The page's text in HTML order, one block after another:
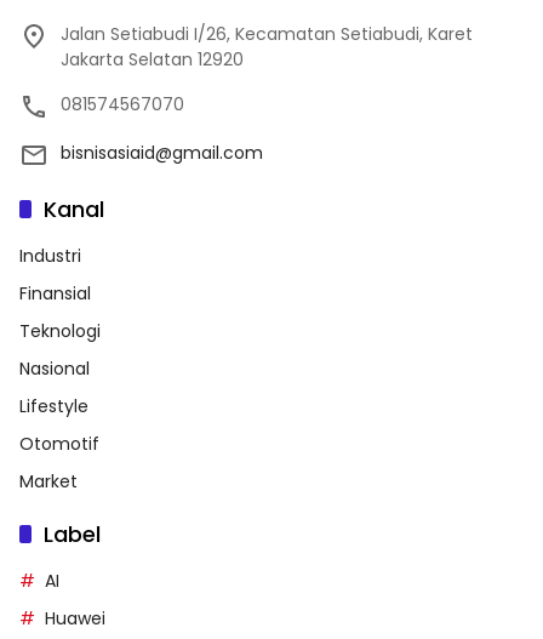
Jalan Setiabudi I/26, Kecamatan Setiabudi, Karet
Jakarta Selatan 12920
081574567070
bisnisasiaid@gmail.com
Kanal
Industri
Finansial
Teknologi
Nasional
Lifestyle
Otomotif
Market
Label
AI
Huawei